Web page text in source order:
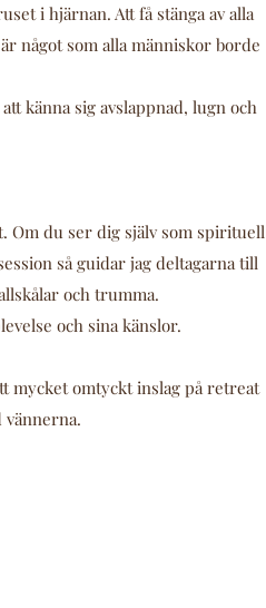
i hjärnan. Att få stänga av alla
något som alla människor borde
känna sig avslappnad, lugn och
Om du ser dig själv som spirituell
så guidar jag deltagarna till
och trumma.
och sina känslor.
mycket omtyckt inslag på retreat